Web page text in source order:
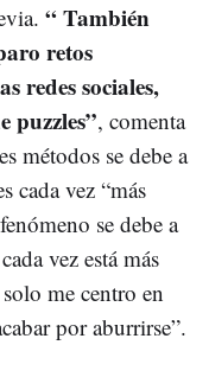
“ También
retos
redes sociales,
puzzles”, comenta
métodos se debe a
cada vez “más
se debe a
vez está más
me centro en
por aburrirse”.